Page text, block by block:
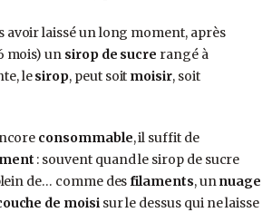
avoir laissé un long moment, après
mois) un sirop de sucre rangé à
lesirop, peut soit moisir, soit
consommable, il suffit de
: souvent quand le sirop de sucre
de… comme desfilaments, unnuage
de moisisur le dessus qui ne laisse